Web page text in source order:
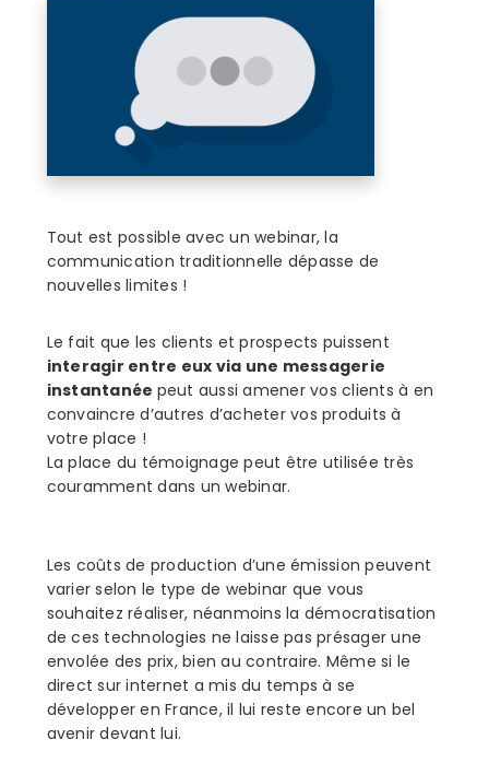
Tout est possible avec un webinar, la
communication traditionnelle dépasse de
nouvelles limites !
Le fait que les clients et prospects puissent
interagir entre eux via une messagerie
instantanée peut aussi amener vos clients à en
convaincre d’autres d’acheter vos produits à
votre place !
La place du témoignage peut être utilisée très
couramment dans un webinar.
Les coûts de production d’une émission peuvent
varier selon le type de webinar que vous
souhaitez réaliser, néanmoins la démocratisation
de ces technologies ne laisse pas présager une
envolée des prix, bien au contraire. Même si le
direct sur internet a mis du temps à se
développer en France, il lui reste encore un bel
avenir devant lui.